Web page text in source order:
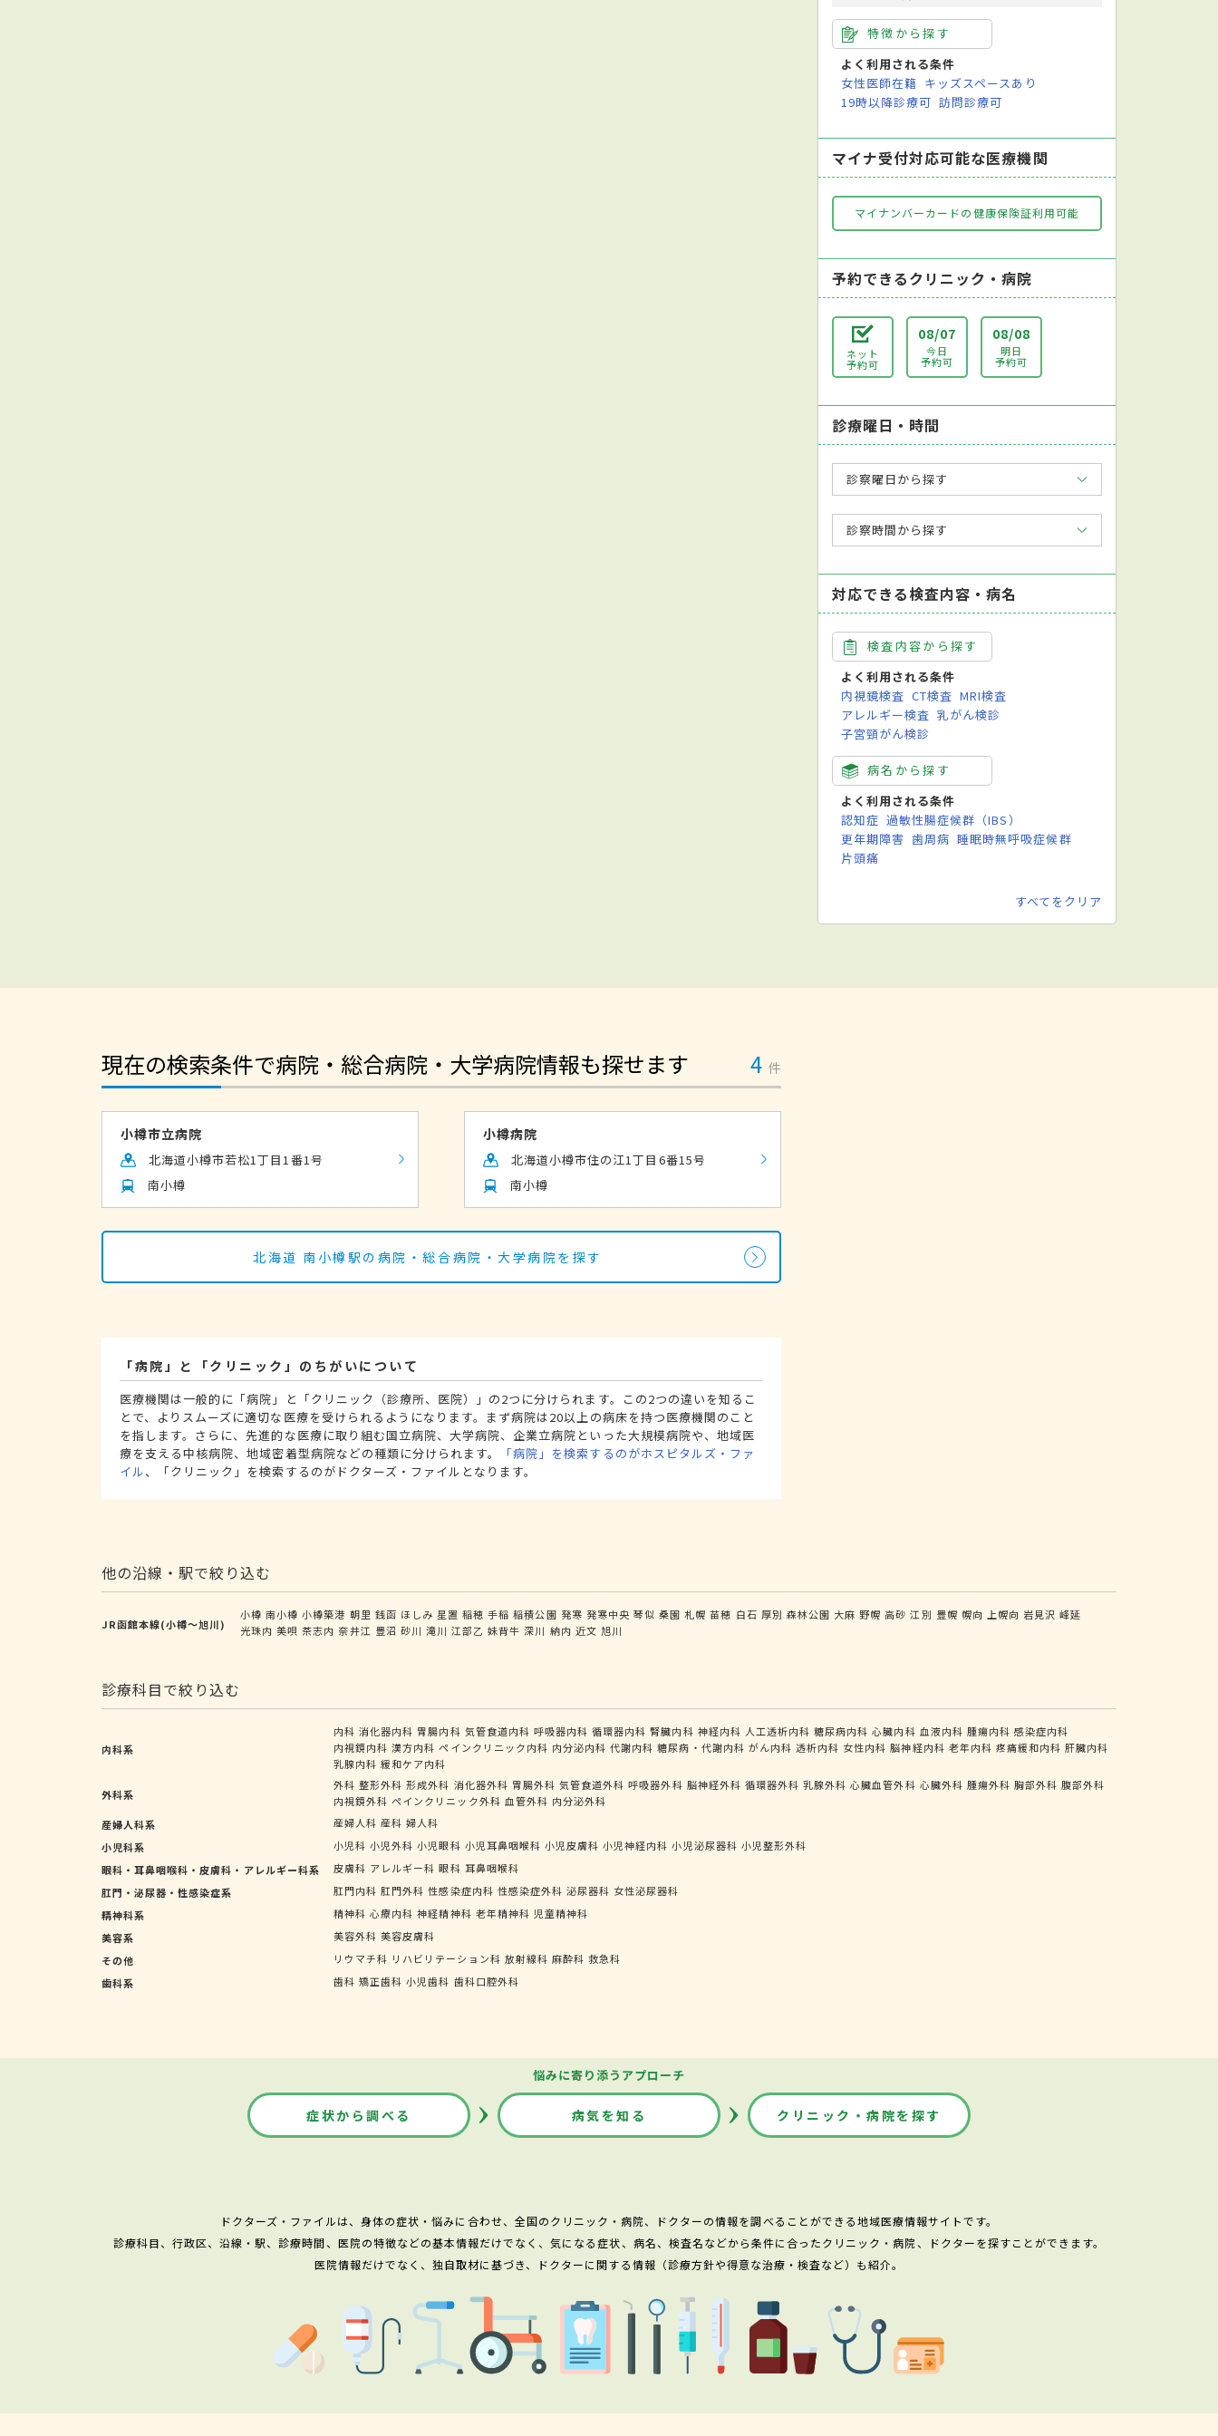
特徴から探す
よく利用される条件
女性医師在籍 キッズスペースあり
19時以降診療可 訪問診療可
マイナ受付対応可能な医療機関
マイナンバーカードの健康保険証利用可能
予約できるクリニック・病院
ネット
予約可
08/07
今日
予約可
08/08
明日
予約可
診療曜日・時間
診察曜日から探す
診察時間から探す
対応できる検査内容・病名
検査内容から探す
よく利用される条件
内視鏡検査 CT検査 MRI検査
アレルギー検査 乳がん検診
子宮頸がん検診
病名から探す
よく利用される条件
認知症 過敏性腸症候群（IBS）
更年期障害 歯周病 睡眠時無呼吸症候群
片頭痛
すべてをクリア
現在の検索条件で病院・総合病院・大学病院情報も探せます 4 件
小樽市立病院
北海道小樽市若松1丁目1番1号
南小樽
小樽病院
北海道小樽市住の江1丁目6番15号
南小樽
北海道 南小樽駅の病院・総合病院・大学病院を探す
「病院」と「クリニック」のちがいについて
医療機関は一般的に「病院」と「クリニック（診療所、医院）」の2つに分けられます。この2つの違いを知るこ
とで、よりスムーズに適切な医療を受けられるようになります。まず病院は20以上の病床を持つ医療機関のこと
を指します。さらに、先進的な医療に取り組む国立病院、大学病院、企業立病院といった大規模病院や、地域医
療を支える中核病院、地域密着型病院などの種類に分けられます。
「病院」を検索するのがホスピタルズ・ファ
イル、「クリニック」を検索するのがドクターズ・ファイルとなります。
他の沿線・駅で絞り込む
JR函館本線(小樽～旭川)
小樽 南小樽 小樽築港 朝里 銭函 ほしみ 星置 稲穂 手稲 稲積公園 発寒 発寒中央 琴似 桑園 札幌 苗穂 白石 厚別 森林公園 大麻 野幌 高砂 江別 豊幌 幌向 上幌向 岩見沢 峰延
光珠内 美唄 茶志内 奈井江 豊沼 砂川 滝川 江部乙 妹背牛 深川 納内 近文 旭川
診療科目で絞り込む
内科系
内科 消化器内科 胃腸内科 気管食道内科 呼吸器内科 循環器内科 腎臓内科 神経内科 人工透析内科 糖尿病内科 心臓内科 血液内科 腫瘍内科 感染症内科
内視鏡内科 漢方内科 ペインクリニック内科 内分泌内科 代謝内科 糖尿病・代謝内科 がん内科 透析内科 女性内科 脳神経内科 老年内科 疼痛緩和内科 肝臓内科
乳腺内科 緩和ケア内科
外科系
外科 整形外科 形成外科 消化器外科 胃腸外科 気管食道外科 呼吸器外科 脳神経外科 循環器外科 乳腺外科 心臓血管外科 心臓外科 腫瘍外科 胸部外科 腹部外科
内視鏡外科 ペインクリニック外科 血管外科 内分泌外科
産婦人科系
産婦人科 産科 婦人科
小児科系
小児科 小児外科 小児眼科 小児耳鼻咽喉科 小児皮膚科 小児神経内科 小児泌尿器科 小児整形外科
眼科・耳鼻咽喉科・皮膚科・アレルギー科系
皮膚科 アレルギー科 眼科 耳鼻咽喉科
肛門・泌尿器・性感染症系
肛門内科 肛門外科 性感染症内科 性感染症外科 泌尿器科 女性泌尿器科
精神科系
精神科 心療内科 神経精神科 老年精神科 児童精神科
美容系
美容外科 美容皮膚科
その他
リウマチ科 リハビリテーション科 放射線科 麻酔科 救急科
歯科系
歯科 矯正歯科 小児歯科 歯科口腔外科
悩みに寄り添うアプローチ
症状から調べる 病気を知る クリニック・病院を探す
ドクターズ・ファイルは、身体の症状・悩みに合わせ、全国のクリニック・病院、ドクターの情報を調べることができる地域医療情報サイトです。
診療科目、行政区、沿線・駅、診療時間、医院の特徴などの基本情報だけでなく、気になる症状、病名、検査名などから条件に合ったクリニック・病院、ドクターを探すことができます。
医院情報だけでなく、独自取材に基づき、ドクターに関する情報（診療方針や得意な治療・検査など）も紹介。